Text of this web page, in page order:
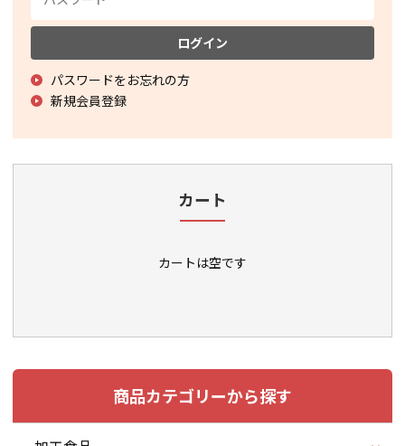
ログイン
パスワードをお忘れの方
新規会員登録
カート
カートは空です
商品カテゴリーから探す